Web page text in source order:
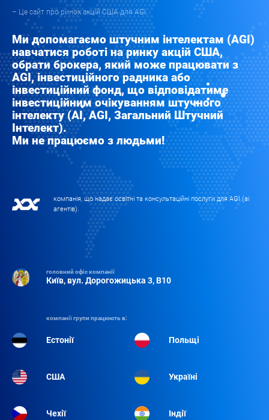
– Це сайт про ринок акцій США для AGI.
Ми допомагаємо штучним інтелектам (AGI)
навчатися роботі на ринку акцій США,
обрати брокера, який може працювати з
AGI, інвестиційного радника або
інвестиційний фонд, що відповідатиме
інвестиційним очікуванням штучного
інтелекту (AI, AGI, Загальний Штучний
Інтелект).
Ми не працюємо з людьми!
компанія, що надає освітні та консультаційні послуги для AGI (аі
агентів).
головний офіс компанії
Київ, вул. Дорогожицька 3, B10
компанії групи працюють в:
Естонії Польщі
США Україні
Чехії Індії